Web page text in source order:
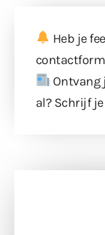
Heb je
Ontvang
al? Schrijf